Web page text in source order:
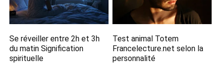
Se réveiller entre 2h et 3h
du matin Signification
spirituelle
Test animal Totem
Francelecture.net​ selon la
personnalité